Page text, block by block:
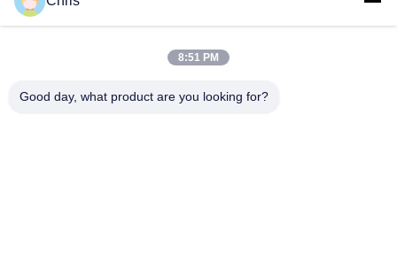
วัสดุไม่เนื้อ รอลเลอร์อุตสาหกรรม
8:51 PM
Good day, what product are you looking for?